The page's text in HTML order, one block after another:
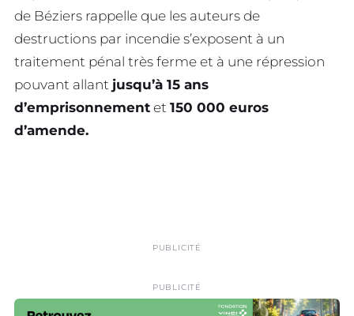
de Béziers rappelle que les auteurs de
destructions par incendie s’exposent à un
traitement pénal très ferme et à une répression
pouvant allant jusqu’à 15 ans
d’emprisonnement et 150 000 euros
d’amende.
PUBLICITÉ
PUBLICITÉ